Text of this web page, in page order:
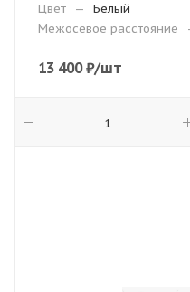
Цвет
—
Белый
Межосевое расстояние
13 400₽/шт